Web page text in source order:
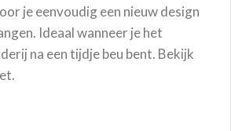
je eenvoudig een nieuw design
Ideaal wanneer je het
na een tijdje beu bent. Bekijk